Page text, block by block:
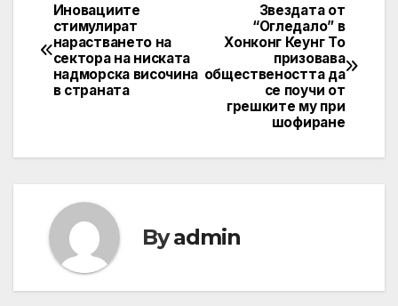
Post
navigation
Звездата от
“Огледало” в
Хонконг Кеунг То
призовава
обществеността да
се поучи от
грешките му при
шофиране
Иновациите
стимулират
нарастването на
сектора на ниската
надморска височина
в страната
Byadmin